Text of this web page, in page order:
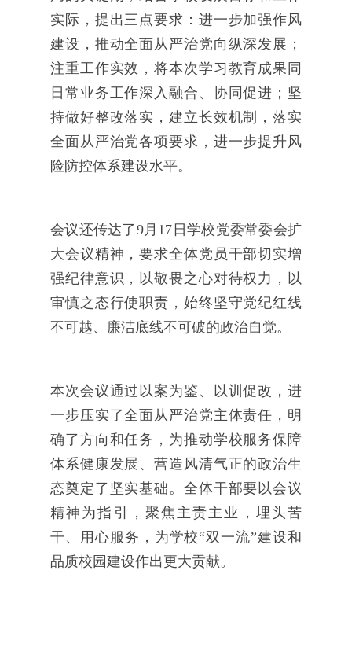
实际，提出三点要求：进一步加强作风
建设，推动全面从严治党向纵深发展；
注重工作实效，将本次学习教育成果同
日常业务工作深入融合、协同促进；坚
持做好整改落实，建立长效机制，落实
全面从严治党各项要求，进一步提升风
险防控体系建设水平。
会议还传达了9月17日学校党委常委会扩
大会议精神，要求全体党员干部切实增
强纪律意识，以敬畏之心对待权力，以
审慎之态行使职责，始终坚守党纪红线
不可越、廉洁底线不可破的政治自觉。
本次会议通过以案为鉴、以训促改，进
一步压实了全面从严治党主体责任，明
确了方向和任务，为推动学校服务保障
体系健康发展、营造风清气正的政治生
态奠定了坚实基础。全体干部要以会议
精神为指引，聚焦主责主业，埋头苦
干、用心服务，为学校“双一流”建设和
品质校园建设作出更大贡献。